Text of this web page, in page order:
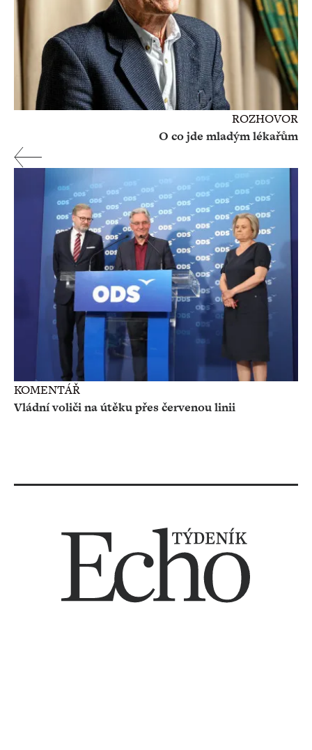
ROZHOVOR
O co jde mladým lékařům
KOMENTÁŘ
Vládní voliči na útěku přes červenou linii